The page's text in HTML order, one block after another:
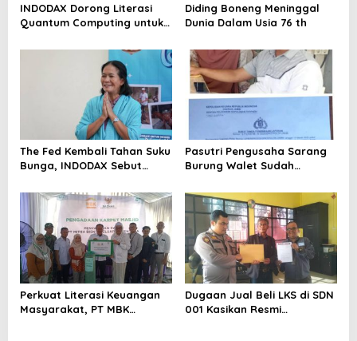
INDODAX Dorong Literasi
Quantum Computing untuk
Blockchain
Diding Boneng Meninggal
Dunia Dalam Usia 76 th
The Fed Kembali Tahan Suku
Bunga, INDODAX Sebut
Sentimen Pasar
Pasutri Pengusaha Sarang
Burung Walet Sudah
Pelapor Desak Polda Jambi
Segera Lakukan Penahanan
Perkuat Literasi Keuangan
Masyarakat, PT MBK
Dugaan Jual Beli LKS di SDN
001 Kasikan Resmi